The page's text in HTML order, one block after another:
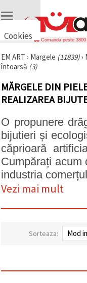
Cookies
vrem să vă
oferim
cookie -uri.
Cu toate
acestea, ele
care le
cunoașteți,
suntem
siguri că
veți avea
cea mai
tare
experiență
aici,
amintindu-
preferințele
cookie -
Comanda peste
EM ART › Margele (11839)›
întoarsă (3)
MĂRGELE DIN
REALIZAREA
O propunere
bijutieri și
căprioară
Cumpărați acum
industria
Vezi mai mult
Sorteaza: